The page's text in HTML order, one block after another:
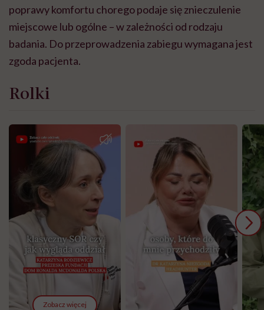
poprawy komfortu chorego podaje się znieczulenie
miejscowe lub ogólne – w zależności od rodzaju
badania. Do przeprowadzenia zabiegu wymagana jest
zgoda pacjenta.
Rolki
Zobacz więcej